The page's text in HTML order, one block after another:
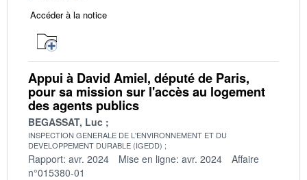
Accéder à la notice
Appui à David Amiel, député de Paris,
pour sa mission sur l'accès au logement
des agents publics
BEGASSAT, Luc
INSPECTION GENERALE DE L'ENVIRONNEMENT ET DU
DEVELOPPEMENT DURABLE (IGEDD)
Rapport: avr. 2024 Mise en ligne: avr. 2024
Affaire
n°015380-01